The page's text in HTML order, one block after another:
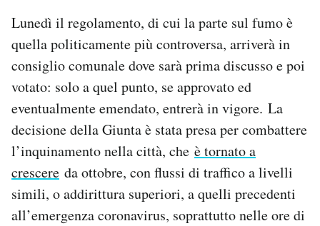
Lunedì il regolamento, di cui la parte sul fumo è
quella politicamente più controversa, arriverà in
consiglio comunale dove sarà prima discusso e poi
votato: solo a quel punto, se approvato ed
eventualmente emendato, entrerà in vigore. La
decisione della Giunta è stata presa per combattere
l’inquinamento nella città, che è tornato a
crescere da ottobre, con flussi di traffico a livelli
simili, o addirittura superiori, a quelli precedenti
all’emergenza coronavirus, soprattutto nelle ore di